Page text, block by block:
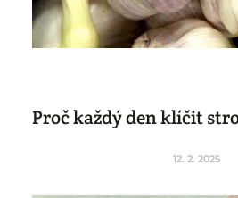
Proč každý den klíčit
12. 2. 2025